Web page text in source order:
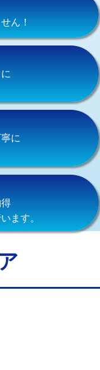
16,500円+材料費
16,500円
16,500円
3,300円
5,500円
ん！
に
ます。